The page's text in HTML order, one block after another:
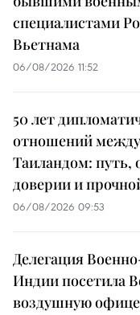
специалистами
Вьетнама
06/08/2026 11:52
50 лет
отношений
Таиландом: путь,
доверии и
06/08/2026 09:53
Делегация
Индии посетила
воздушную